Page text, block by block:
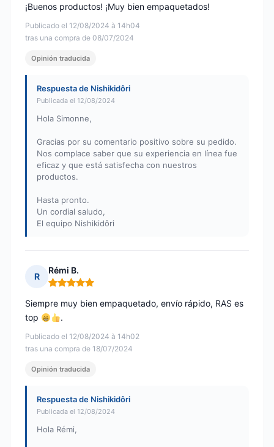
Publicado el 12/08/2024 à 14h04
tras una compra de 08/07/2024
¡Buenos productos! ¡Muy bien empaquetados!
Opinión traducida
Respuesta de Nishikidôri
Publicada el 12/08/2024
Hola Simonne,
Gracias por su comentario positivo sobre su pedido.
Nos complace saber que su experiencia en línea fue
eficaz y que está satisfecha con nuestros
productos.
Hasta pronto.
Un cordial saludo,
El equipo Nishikidôri
R
Rémi B.
Nota: 5 de 5
Publicado el 12/08/2024 à 14h02
tras una compra de 18/07/2024
Siempre muy bien empaquetado, envío rápido, RAS es
top
.
Opinión traducida
Respuesta de Nishikidôri
Publicada el 12/08/2024
Hola Rémi,